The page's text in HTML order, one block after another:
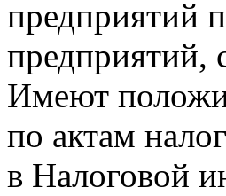
Имеют
по актам
в Налоговой